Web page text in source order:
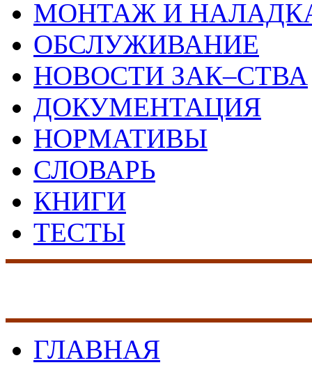
МОНТАЖ И
ОБСЛУЖИВАНИЕ
НОВОСТИ ЗАК–СТВА
ДОКУМЕНТАЦИЯ
НОРМАТИВЫ
СЛОВАРЬ
КНИГИ
ТЕСТЫ
ГЛАВНАЯ